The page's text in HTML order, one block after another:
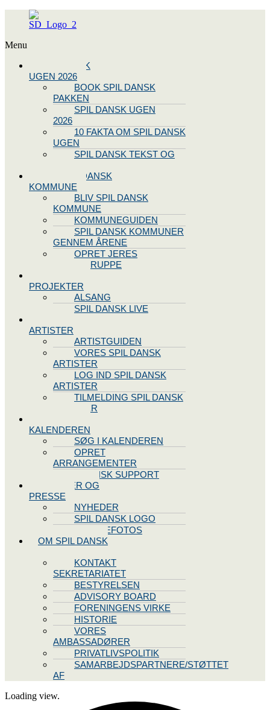
Menu
SPIL DANSK
UGEN 2026
BOOK SPIL DANSK
PAKKEN
SPIL DANSK UGEN
2026
10 FAKTA OM SPIL DANSK
UGEN
SPIL DANSK TEKST OG
BLIV SPIL DANSK
KOMMUNE
BLIV SPIL DANSK
KOMMUNE
KOMMUNEGUIDEN
SPIL DANSK KOMMUNER
GENNEM ÅRENE
OPRET JERES
STYREGRUPPE
PROJEKTER
ALSANG
SPIL DANSK LIVE
ARTISTER
ARTISTGUIDEN
VORES SPIL DANSK
ARTISTER
LOG IND SPIL DANSK
ARTISTER
TILMELDING SPIL DANSK
ARTISTER
KALENDEREN
SØG I KALENDEREN
OPRET
ARRANGEMENTER
TEKNISK SUPPORT
NYHEDER OG
PRESSE
NYHEDER
SPIL DANSK LOGO
PRESSEFOTOS
OM SPIL DANSK
KONTAKT
SEKRETARIATET
BESTYRELSEN
ADVISORY BOARD
FORENINGENS VIRKE
HISTORIE
VORES
AMBASSADØRER
PRIVATLIVSPOLITIK
SAMARBEJDSPARTNERE/STØTTET
AF
Loading view.